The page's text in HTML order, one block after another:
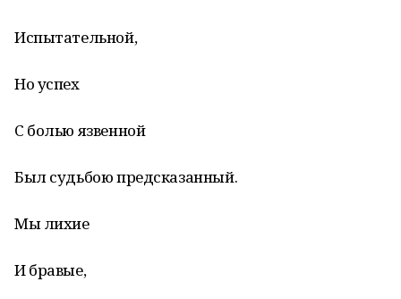
Испытательной,
Но успех
С болью язвенной
Был судьбою предсказанный.
Мы лихие
И бравые,